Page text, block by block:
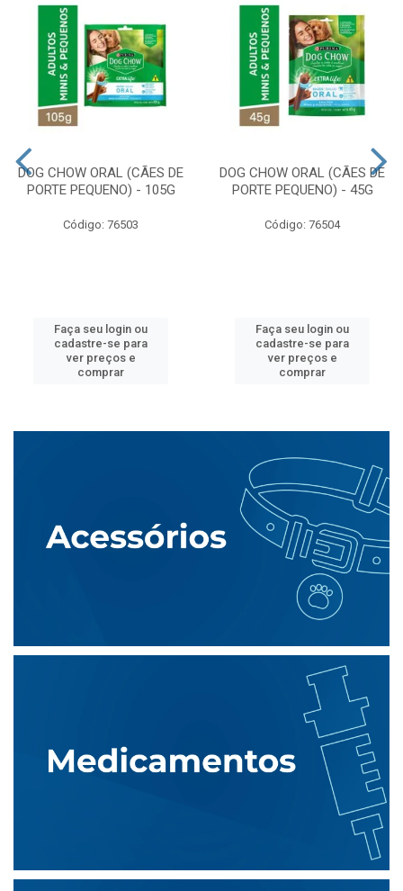
DOG CHOW ORAL (CÃES DE
PORTE PEQUENO) - 105G
Código: 76503
Faça seu login ou
cadastre-se para
ver preços e
comprar
DOG CHOW ORAL (CÃES DE
PORTE PEQUENO) - 45G
Código: 76504
Faça seu login ou
cadastre-se para
ver preços e
comprar